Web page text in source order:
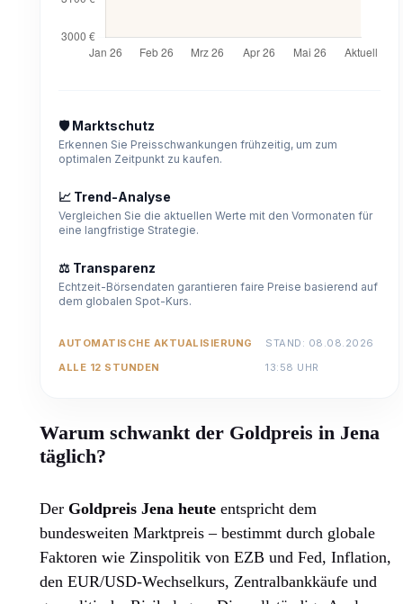
🛡️ Marktschutz
Erkennen Sie Preisschwankungen frühzeitig, um zum
optimalen Zeitpunkt zu kaufen.
📈 Trend-Analyse
Vergleichen Sie die aktuellen Werte mit den Vormonaten für
eine langfristige Strategie.
⚖️ Transparenz
Echtzeit-Börsendaten garantieren faire Preise basierend auf
dem globalen Spot-Kurs.
AUTOMATISCHE AKTUALISIERUNG
ALLE 12 STUNDEN
STAND: 08.08.2026
13:58 UHR
Warum schwankt der Goldpreis in Jena
täglich?
Der Goldpreis Jena heute entspricht dem
bundesweiten Marktpreis – bestimmt durch globale
Faktoren wie Zinspolitik von EZB und Fed, Inflation,
den EUR/USD-Wechselkurs, Zentralbankkäufe und